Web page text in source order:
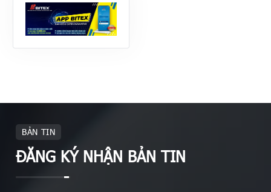
BẢN TIN
ĐĂNG KÝ NHẬN BẢN TIN